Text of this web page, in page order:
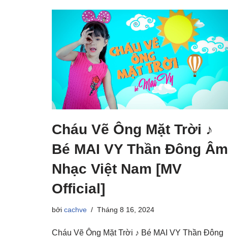
Cháu Vẽ Ông Mặt Trời ♪
Bé MAI VY Thần Đông Âm
Nhạc Việt Nam [MV
Official]
bởi cachve Tháng 8 16, 2024
Cháu Vẽ Ông Mặt Trời ♪ Bé MAI VY Thần Đông